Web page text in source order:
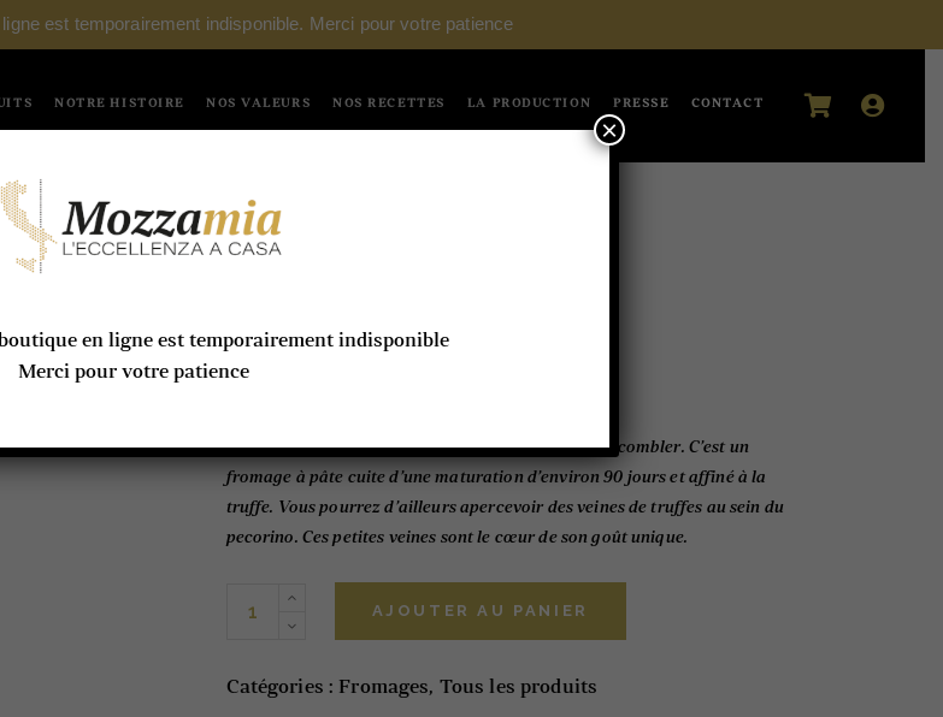
est temporairement indisponible. Merci pour votre patience
NOTRE HISTOIRE NOS VALEURS NOS RECETTES LA PRODUCTION PRESSE CONTACT
Pecorino à la truffe 300g
Ce fromage au lait de brebis pasteurisé saura vous combler. C’est un
fromage à pâte cuite d’une maturation d’environ 90 jours et affiné à la
truffe. Vous pourrez d’ailleurs apercevoir des veines de truffes au sein du
pecorino. Ces petites veines sont le cœur de son goût unique.
Pecorino
truffe
AJOUTER AU PANIER
Catégories : Fromages, Tous les produits
en ligne est temporairement indisponible
Merci pour votre patience
×